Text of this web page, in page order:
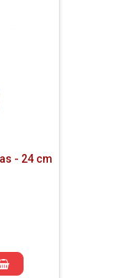
- 24 cm